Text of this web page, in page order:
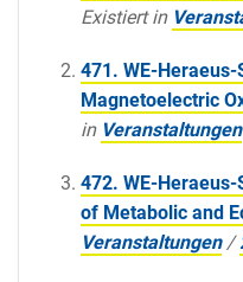
Existiert in
471. WE-
Magnetoelectric
in Veranstaltungen
472. WE-
of Metabolic and
Veranstaltungen /